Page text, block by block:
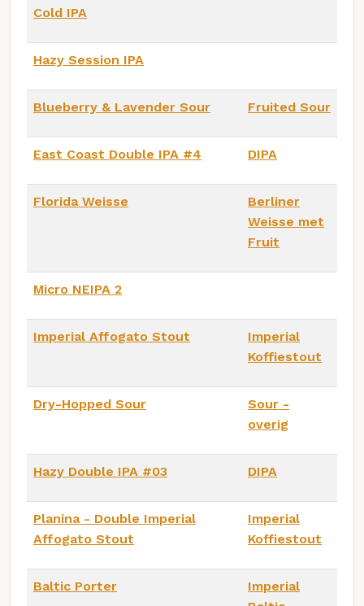
Cold IPA
Hazy Session IPA
Blueberry & Lavender Sour Fruited Sour
East Coast Double IPA #4 DIPA
Florida Weisse
Berliner
Weisse met
Fruit
Micro NEIPA 2
Imperial Affogato Stout
Imperial
Koffiestout
Dry-Hopped Sour
Sour -
overig
Hazy Double IPA #03 DIPA
Planina - Double Imperial
Affogato Stout
Imperial
Koffiestout
Baltic Porter
Imperial